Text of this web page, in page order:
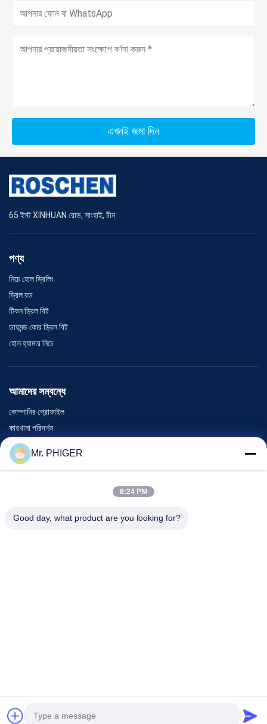
এখনই জমা দিন
65 ইস্ট XINHUAN রোড, সাংহাই, চীন
পণ্য
নিচে হোল ড্রিলিং
ড্রিল রড
টিকন ড্রিল বিট
ডায়মন্ড কোর ড্রিল বিট
হোল হ্যামার নিচে
আমাদের সম্বন্ধে
কোম্পানির প্রোফাইল
কারখানা পরিদর্শন
গুণমান নিয়ন্ত্রণ
সাইট ম্যাপ
ঘটনা
Mr. PHIGER
8:24 PM
Good day, what product are you looking for?